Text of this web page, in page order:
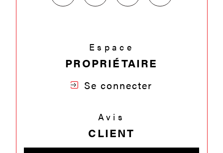
Espace
PROPRIÉTAIRE
Se connecter
Avis
CLIENT